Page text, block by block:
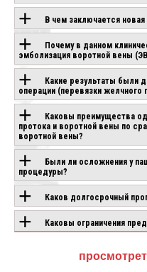
В чем заключается
Почему в данном
эмболизация воротной вены
Какие результаты были
операции (перевязки желчного
Каковы преимущества
протока и воротной вены по
воротной вены?
Были ли осложнения у
процедуры?
Каков долгосрочный
Каковы ограничения